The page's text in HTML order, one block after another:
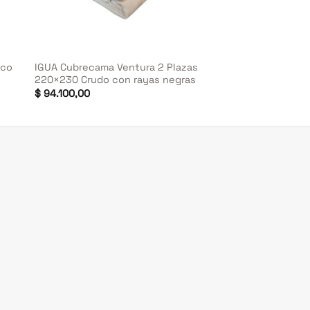
IGUA Cubrecama Ventura 2 Plazas
220×230 Crudo con rayas negras
$94.100,00